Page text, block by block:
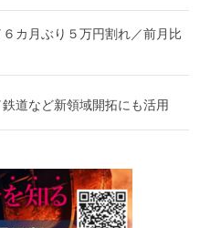
カ月ぶり５万円割れ／前月比
道など新領域開拓にも活用